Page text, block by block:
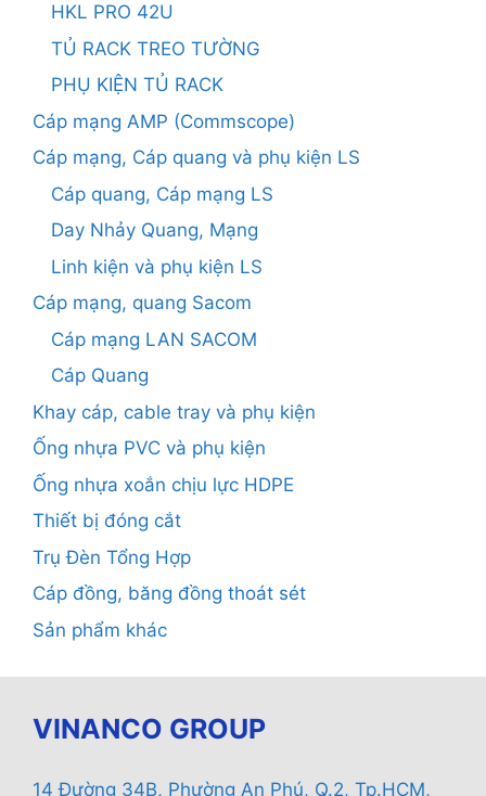
HKL PRO 42U
TỦ RACK TREO TƯỜNG
PHỤ KIỆN TỦ RACK
Cáp mạng AMP (Commscope)
Cáp mạng, Cáp quang và phụ kiện LS
Cáp quang, Cáp mạng LS
Day Nhảy Quang, Mạng
Linh kiện và phụ kiện LS
Cáp mạng, quang Sacom
Cáp mạng LAN SACOM
Cáp Quang
Khay cáp, cable tray và phụ kiện
Ống nhựa PVC và phụ kiện
Ống nhựa xoắn chịu lực HDPE
Thiết bị đóng cắt
Trụ Đèn Tổng Hợp
Cáp đồng, băng đồng thoát sét
Sản phẩm khác
VINANCO GROUP
14 Đường 34B, Phường An Phú, Q.2, Tp.HCM,